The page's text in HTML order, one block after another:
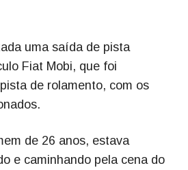
uma saída de pista
Fiat Mobi, que foi
de rolamento, com os
de 26 anos, estava
e caminhando pela cena do